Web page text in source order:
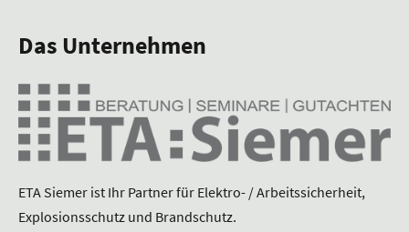
Das Unternehmen
ETA Siemer ist Ihr Partner für Elektro- / Arbeitssicherheit,
Explosionsschutz und Brandschutz.